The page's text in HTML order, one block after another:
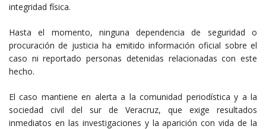
integridad física.
Hasta el momento, ninguna dependencia de seguridad o
procuración de justicia ha emitido información oficial sobre el
caso ni reportado personas detenidas relacionadas con este
hecho.
El caso mantiene en alerta a la comunidad periodística y a la
sociedad civil del sur de Veracruz, que exige resultados
inmediatos en las investigaciones y la aparición con vida de la